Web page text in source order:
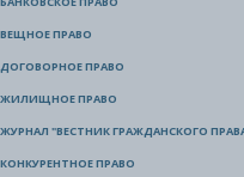
ВЕЩНОЕ ПРАВО
ДОГОВОРНОЕ ПРАВО
ЖИЛИЩНОЕ ПРАВО
ЖУРНАЛ "ВЕСТНИК ГРАЖДАНСКОГО
КОНКУРЕНТНОЕ ПРАВО